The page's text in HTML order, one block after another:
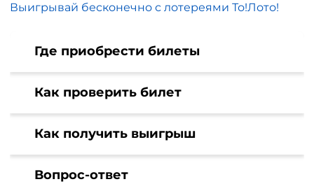
Выигрывай бесконечно с лотереями То!Лото!
Где приобрести билеты
Как проверить билет
Как получить выигрыш
Вопрос-ответ